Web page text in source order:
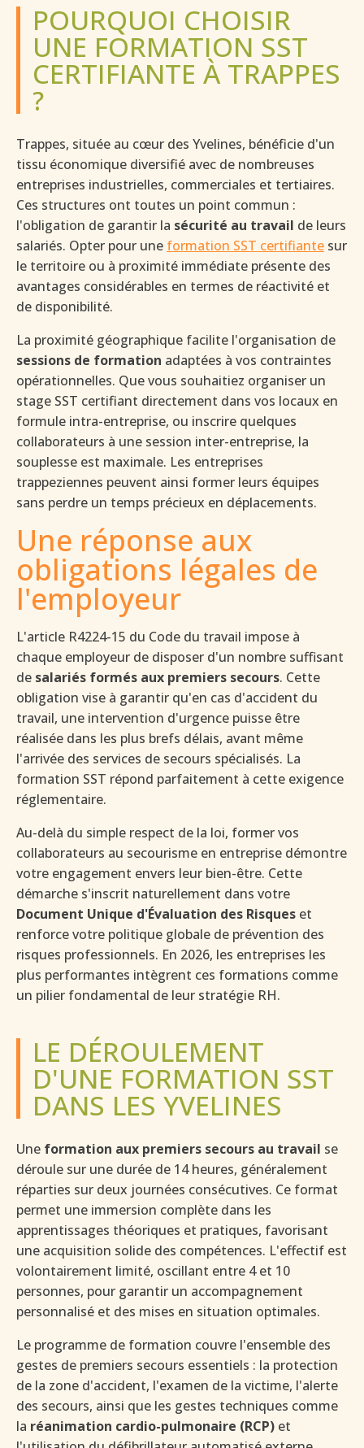
POURQUOI CHOISIR
UNE FORMATION SST
CERTIFIANTE À TRAPPES
?
Trappes, située au cœur des Yvelines, bénéficie d'un
tissu économique diversifié avec de nombreuses
entreprises industrielles, commerciales et tertiaires.
Ces structures ont toutes un point commun :
l'obligation de garantir la sécurité au travail de leurs
salariés. Opter pour une formation SST certifiante sur
le territoire ou à proximité immédiate présente des
avantages considérables en termes de réactivité et
de disponibilité.
La proximité géographique facilite l'organisation de
sessions de formation adaptées à vos contraintes
opérationnelles. Que vous souhaitiez organiser un
stage SST certifiant directement dans vos locaux en
formule intra-entreprise, ou inscrire quelques
collaborateurs à une session inter-entreprise, la
souplesse est maximale. Les entreprises
trappeziennes peuvent ainsi former leurs équipes
sans perdre un temps précieux en déplacements.
Une réponse aux
obligations légales de
l'employeur
L'article R4224-15 du Code du travail impose à
chaque employeur de disposer d'un nombre suffisant
de salariés formés aux premiers secours. Cette
obligation vise à garantir qu'en cas d'accident du
travail, une intervention d'urgence puisse être
réalisée dans les plus brefs délais, avant même
l'arrivée des services de secours spécialisés. La
formation SST répond parfaitement à cette exigence
réglementaire.
Au-delà du simple respect de la loi, former vos
collaborateurs au secourisme en entreprise démontre
votre engagement envers leur bien-être. Cette
démarche s'inscrit naturellement dans votre
Document Unique d'Évaluation des Risques et
renforce votre politique globale de prévention des
risques professionnels. En 2026, les entreprises les
plus performantes intègrent ces formations comme
un pilier fondamental de leur stratégie RH.
LE DÉROULEMENT
D'UNE FORMATION SST
DANS LES YVELINES
Une formation aux premiers secours au travail se
déroule sur une durée de 14 heures, généralement
réparties sur deux journées consécutives. Ce format
permet une immersion complète dans les
apprentissages théoriques et pratiques, favorisant
une acquisition solide des compétences. L'effectif est
volontairement limité, oscillant entre 4 et 10
personnes, pour garantir un accompagnement
personnalisé et des mises en situation optimales.
Le programme de formation couvre l'ensemble des
gestes de premiers secours essentiels : la protection
de la zone d'accident, l'examen de la victime, l'alerte
des secours, ainsi que les gestes techniques comme
la réanimation cardio-pulmonaire (RCP) et